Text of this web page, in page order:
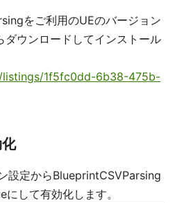
をご利用のUEのバージョン
ダウンロードしてインストール
1f5fc0dd-6b38-475b-
設定からBlueprintCSVParsing
して有効化します。